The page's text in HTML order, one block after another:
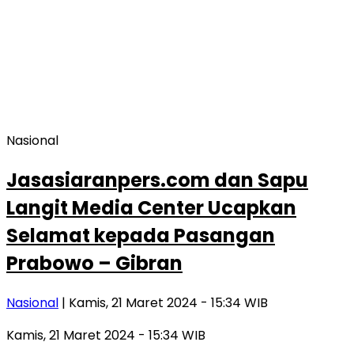
Nasional
Jasasiaranpers.com dan Sapu
Langit Media Center Ucapkan
Selamat kepada Pasangan
Prabowo – Gibran
Nasional | Kamis, 21 Maret 2024 - 15:34 WIB
Kamis, 21 Maret 2024 - 15:34 WIB